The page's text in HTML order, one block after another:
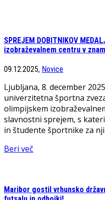
SPREJEM DOBITNIKOV
izobraževalnem centru v
09.12.2025, Novice
Ljubljana, 8. december
univerzitetna športna
olimpijskem
slavnostni sprejem, s
in študente športnike za
Beri več
Maribor gostil vrhunsko